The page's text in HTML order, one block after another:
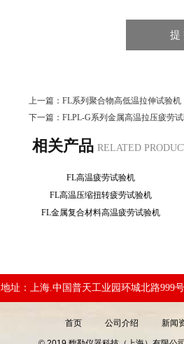
上一篇： FL系列聚合物高低温拉伸试验机
下一篇： FLPL-G系列金属高温拉压疲劳
相关产品 RELATED
FL高温疲劳试验机
FL高温压缩扭转疲劳试验机
FL金属复合材料高温疲劳试验机
地址：上海.中国普天工业园环城北路999号
首页 公司介绍 新闻